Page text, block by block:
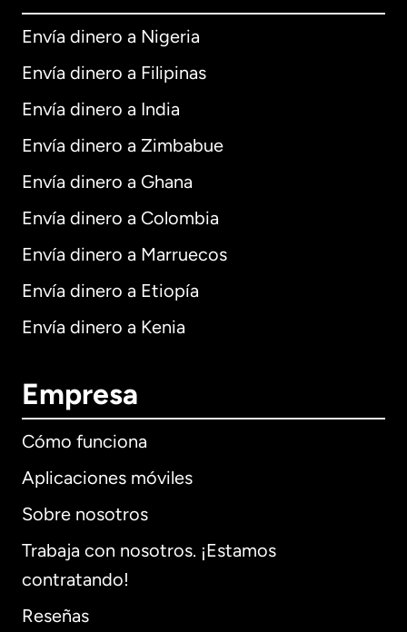
Envía dinero a Nigeria
Envía dinero a Filipinas
Envía dinero a India
Envía dinero a Zimbabue
Envía dinero a Ghana
Envía dinero a Colombia
Envía dinero a Marruecos
Envía dinero a Etiopía
Envía dinero a Kenia
Empresa
Cómo funciona
Aplicaciones móviles
Sobre nosotros
Trabaja con nosotros. ¡Estamos
contratando!
Reseñas